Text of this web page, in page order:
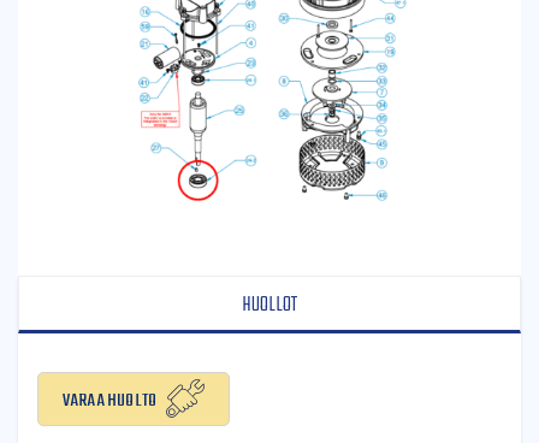
HUOLLOT
Varaa huolto